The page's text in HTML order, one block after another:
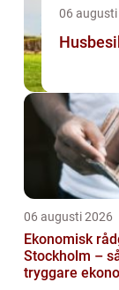
06 augusti
06 augusti 2026
Ekonomisk
Stockholm –
tryggare